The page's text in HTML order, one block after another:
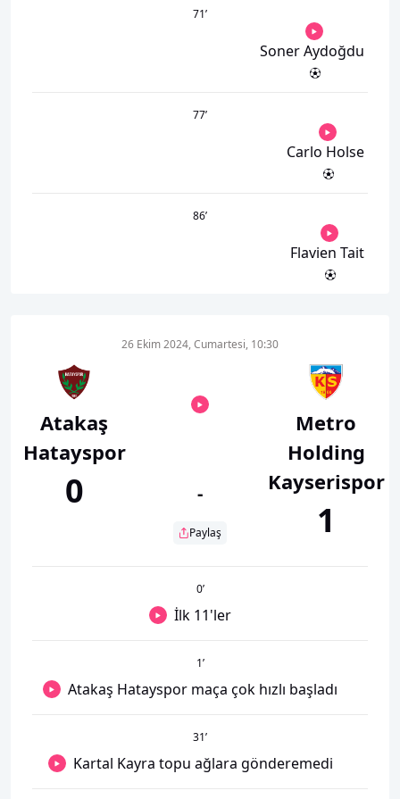
71’
Soner Aydoğdu
77’
Carlo Holse
86’
Flavien Tait
Atakaş
Hatayspor
0
26 Ekim 2024, Cumartesi, 10:30
-
Paylaş
Metro
Holding
Kayserispor
1
0’
İlk 11'ler
1’
Atakaş Hatayspor maça çok hızlı başladı
31’
Kartal Kayra topu ağlara gönderemedi